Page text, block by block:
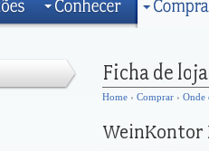
Home › Comprar › Onde